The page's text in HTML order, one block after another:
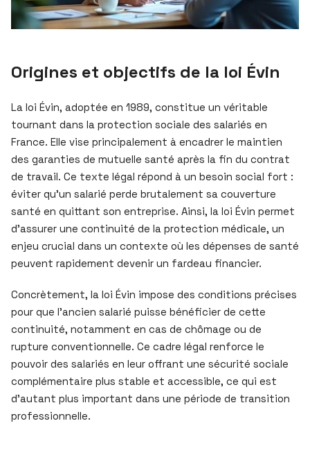
Origines et objectifs de la loi Évin
La loi Évin, adoptée en 1989, constitue un véritable
tournant dans la protection sociale des salariés en
France. Elle vise principalement à encadrer le maintien
des garanties de mutuelle santé après la fin du contrat
de travail. Ce texte légal répond à un besoin social fort :
éviter qu’un salarié perde brutalement sa couverture
santé en quittant son entreprise. Ainsi, la loi Évin permet
d’assurer une continuité de la protection médicale, un
enjeu crucial dans un contexte où les dépenses de santé
peuvent rapidement devenir un fardeau financier.
Concrètement, la loi Évin impose des conditions précises
pour que l’ancien salarié puisse bénéficier de cette
continuité, notamment en cas de chômage ou de
rupture conventionnelle. Ce cadre légal renforce le
pouvoir des salariés en leur offrant une sécurité sociale
complémentaire plus stable et accessible, ce qui est
d’autant plus important dans une période de transition
professionnelle.